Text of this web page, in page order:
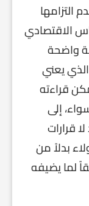
التزامها
الاقتصادي
واضحة
يعني
قراءته
إلى
قرارات
بدلاً من
لما يضيفه